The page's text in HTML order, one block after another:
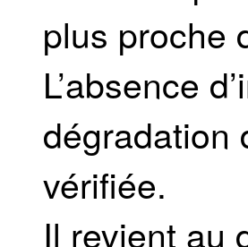
plus proche
L’absence
dégradation
vérifiée.
Il revient au